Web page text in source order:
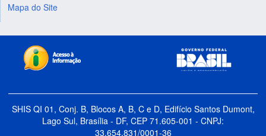
Mapa do Site
SHIS QI 01, Conj. B, Blocos A, B, C e D, Edifício Santos Dumont,
Lago Sul, Brasília - DF, CEP 71.605-001 - CNPJ:
33.654.831/0001-36